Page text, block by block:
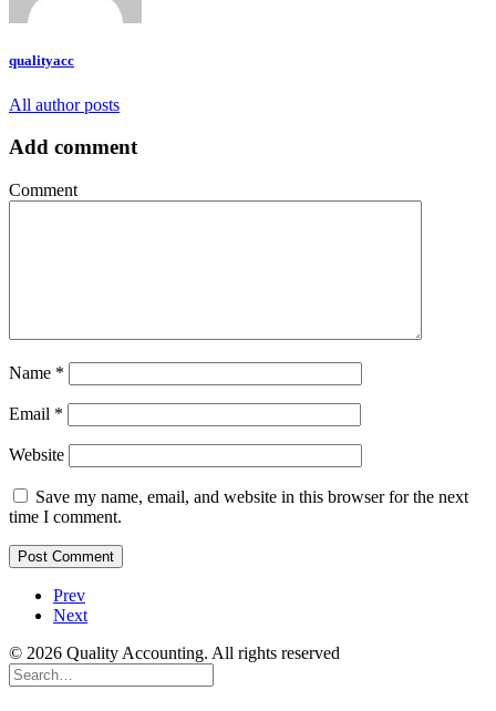
qualityacc
All author posts
Add comment
Comment
Name *
Email *
Website
Save my name, email, and website in this browser for the next
time I comment.
Prev
Next
© 2026 Quality Accounting. All rights reserved